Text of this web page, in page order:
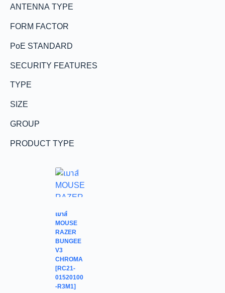
ANTENNA TYPE
FORM FACTOR
PoE STANDARD
SECURITY FEATURES
TYPE
SIZE
GROUP
PRODUCT TYPE
เมาส์
MOUSE
RAZER
BUNGEE
V3
CHROMA
[RC21-
01520100
-R3M1]